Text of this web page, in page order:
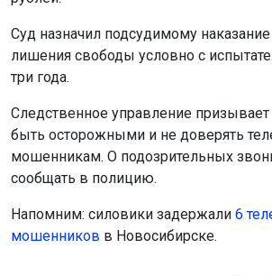
Суд назначил подсудимому
лишения свободы условно с
три года.
Следственное управление
быть осторожными и не доверять
мошенникам. О подозрительных
сообщать в полицию.
Напомним: силовики задержали 6
мошенников в Новосибирске.